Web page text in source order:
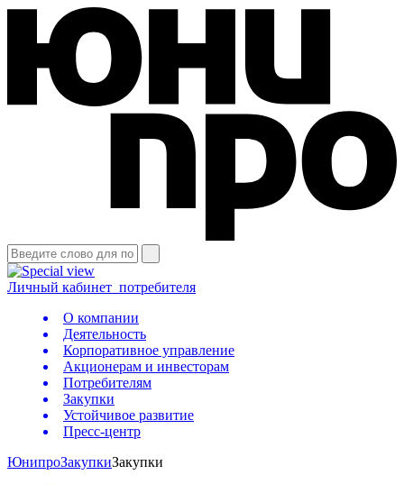
Личный кабинет потребителя
О компании
Деятельность
Корпоративное управление
Акционерам и инвесторам
Потребителям
Закупки
Устойчивое развитие
Пресс-центр
ЮнипроЗакупкиЗакупки